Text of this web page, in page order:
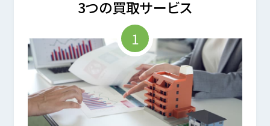
3つの買取サービス
1